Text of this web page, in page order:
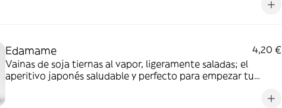
Edamame
4,20 €
Vainas de soja tiernas al vapor, ligeramente saladas; el
aperitivo japonés saludable y perfecto para empezar tu